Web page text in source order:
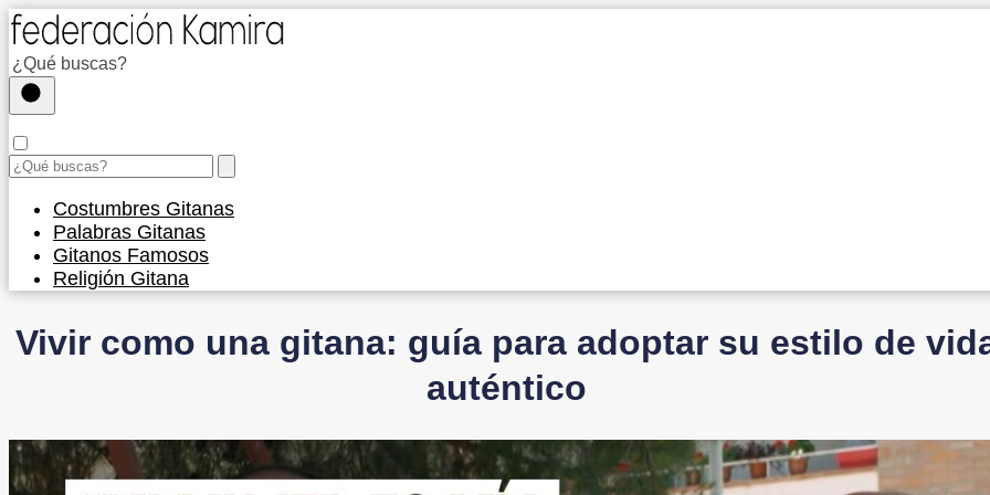
Costumbres Gitanas
Palabras Gitanas
Gitanos Famosos
Religión Gitana
Vivir como una gitana: guía para adoptar su estilo de
auténtico